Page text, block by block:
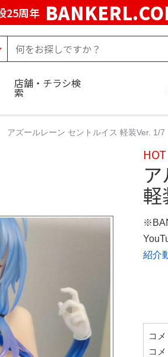
25周年
店舗・チラシ検
索
アズールレーン セントルイス 軽装Ver. 1/7
軽
紹介
コ
コ